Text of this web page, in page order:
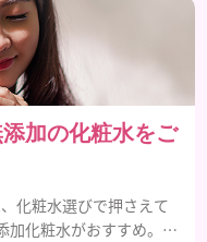
加の化粧水をご
化粧水選びで押さえて
加化粧水がおすすめ。敏